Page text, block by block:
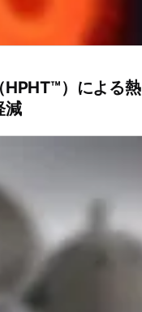
HPHT™）による熱
減